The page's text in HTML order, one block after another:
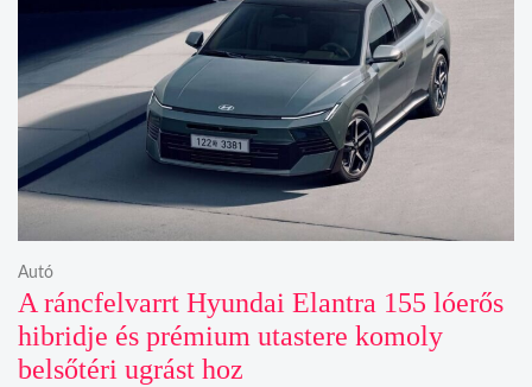
A ráncfelvarrt Hyundai Elantra 155 lóerős
hibridje és prémium utastere komoly
belsőtéri ugrást hoz
Autó